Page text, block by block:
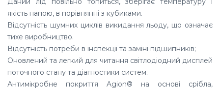
якість напою, в порівнянні з кубиками.
Відсутність шумних циклів викидання льоду, що означає
тихе виробництво.
Відсутність потреби в інспекції та заміні підшипників;
Оновлений та легкий для читання світлодіодний дисплей
поточного стану та діагностики систем.
Антимікробне покриття Agion® на основі срібла,